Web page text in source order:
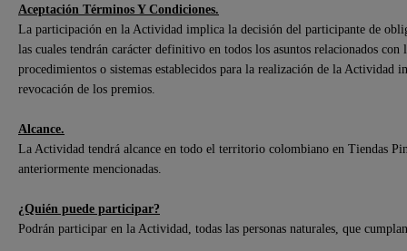
Aceptación Términos Y Condiciones.
La participación en la Actividad implica la decisión del participante de
las cuales tendrán carácter definitivo en todos los asuntos relacionados
procedimientos o sistemas establecidos para la realización de la
revocación de los premios.
Alcance.
La Actividad tendrá alcance en todo el territorio colombiano en Tiendas
anteriormente mencionadas.
¿Quién puede participar?
Podrán participar en la Actividad, todas las personas naturales, que